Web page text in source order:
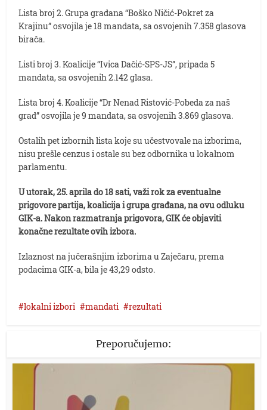
Lista broj 2. Grupa građana “Boško Ničić-Pokret za
Krajinu” osvojila je 18 mandata, sa osvojenih 7.358 glasova
birača.
Listi broj 3. Koalicije “Ivica Dačić-SPS-JS”, pripada 5
mandata, sa osvojenih 2.142 glasa.
Lista broj 4. Koalicije “Dr Nenad Ristović-Pobeda za naš
grad” osvojila je 9 mandata, sa osvojenih 3.869 glasova.
Ostalih pet izbornih lista koje su učestvovale na izborima,
nisu prešle cenzus i ostale su bez odbornika u lokalnom
parlamentu.
U utorak, 25. aprila do 18 sati, važi rok za eventualne
prigovore partija, koalicija i grupa građana, na ovu odluku
GIK-a. Nakon razmatranja prigovora, GIK će objaviti
konačne rezultate ovih izbora.
Izlaznost na jučerašnjim izborima u Zaječaru, prema
podacima GIK-a, bila je 43,29 odsto.
lokalni izbori mandati rezultati
Preporučujemo: